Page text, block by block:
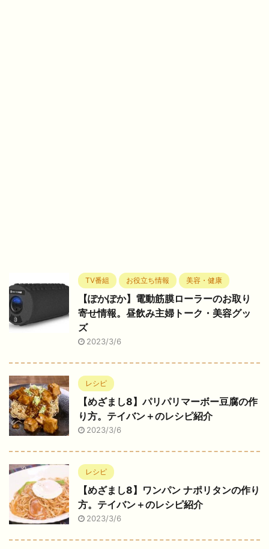
TV番組 お役立ち情報 美容・健康
【ぽかぽか】電動筋膜ローラーのお取り
寄せ情報。昼飲み主婦トーク・美容グッ
ズ
2023/3/6
レシピ
【めざまし8】パリパリマーボー豆腐の作
り方。テイバン＋のレシピ紹介
2023/3/6
レシピ
【めざまし8】ワンパン ナポリタンの作り
方。テイバン＋のレシピ紹介
2023/3/6